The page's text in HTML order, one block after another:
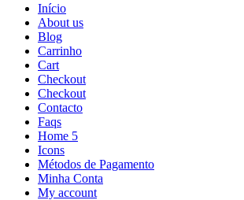
Início
About us
Blog
Carrinho
Cart
Checkout
Checkout
Contacto
Faqs
Home 5
Icons
Métodos de Pagamento
Minha Conta
My account